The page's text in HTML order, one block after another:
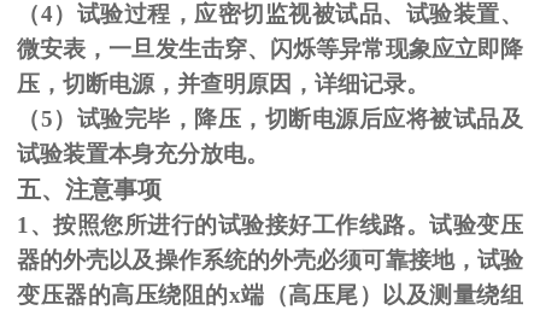
（4）试验过程，应密切监视被试品、试验装置、
微安表，一旦发生击穿、闪烁等异常现象应立即降
压，切断电源，并查明原因，详细记录。
（5）试验完毕，降压，切断电源后应将被试品及
试验装置本身充分放电。
五、注意事项
1、按照您所进行的试验接好工作线路。试验变压
器的外壳以及操作系统的外壳必须可靠接地，试验
变压器的高压绕阻的x端（高压尾）以及测量绕组